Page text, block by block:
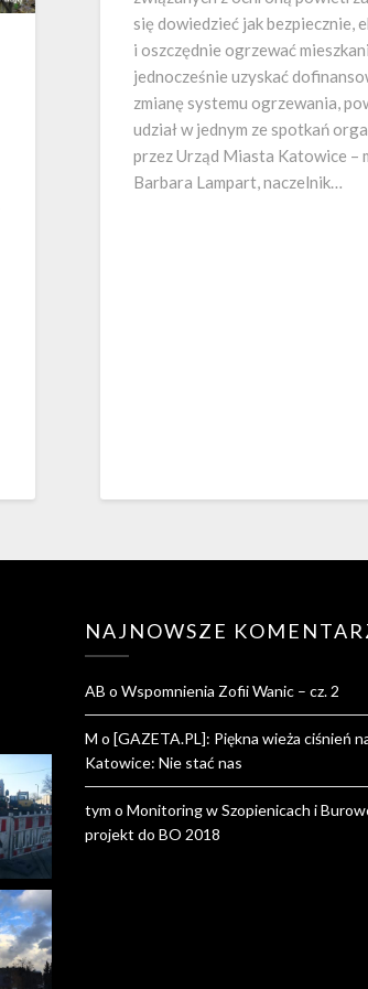
się dowiedzieć jak bezpiecznie,
i oszczędnie ogrzewać
jednocześnie uzyskać
zmianę systemu ogrzewania,
udział w jednym ze spotkań
przez Urząd Miasta Katowice –
Barbara Lampart, naczelnik…
NAJNOWSZE
AB oWspomnienia Zofii Wanic – cz. 2
M o[GAZETA.PL]: Piękna wieża ciśnień
Katowice: Nie stać nas
tym oMonitoring w Szopienicach i
projekt do BO 2018